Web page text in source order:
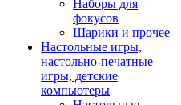
Наборы для
фокусов
Шарики и прочее
Настольные игры,
настольно-печатные
игры, детские
компьютеры